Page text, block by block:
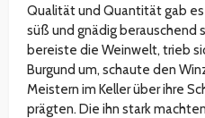
Qualität und Quantität gab
süß und gnädig berauschend
bereiste die Weinwelt, trieb
Burgund um, schaute den
Meistern im Keller über ihre
prägten. Die ihn stark